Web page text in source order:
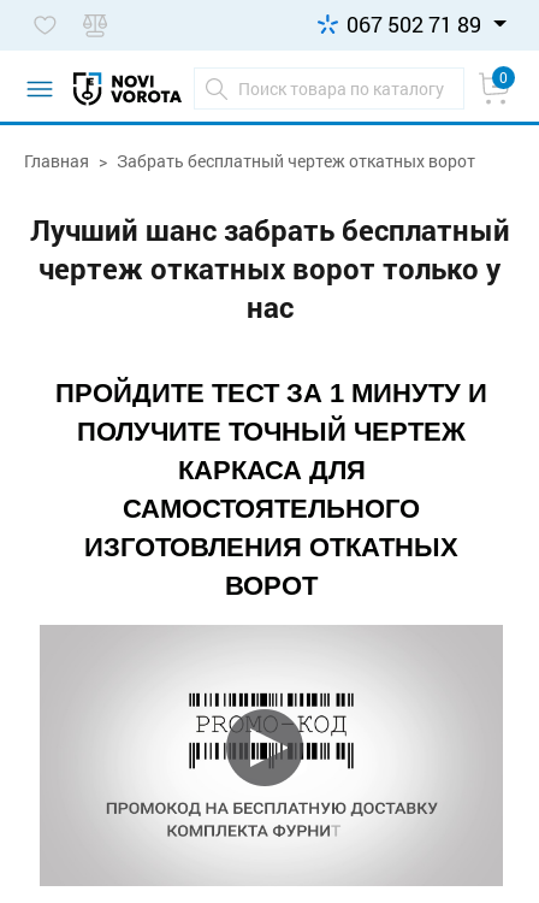
067 502 71 89
0
Главная Забрать бесплатный чертеж откатных ворот
Лучший шанс забрать бесплатный
чертеж откатных ворот только у
нас
ПРОЙДИТЕ ТЕСТ ЗА 1 МИНУТУ И
ПОЛУЧИТЕ ТОЧНЫЙ ЧЕРТЕЖ
КАРКАСА ДЛЯ
САМОСТОЯТЕЛЬНОГО
ИЗГОТОВЛЕНИЯ ОТКАТНЫХ
ВОРОТ